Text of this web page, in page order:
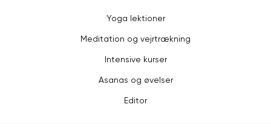
Yoga lektioner
Meditation og vejrtrækning
Intensive kurser
Asanas og øvelser
Editor